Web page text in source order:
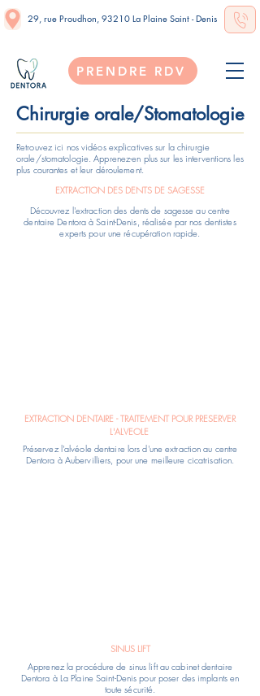
PRENDRE RDV
29, rue Proudhon, 93210 La Plaine Saint - Denis
Chirurgie orale/Stomatologie
Retrouvez ici nos vidéos explicatives sur la chirurgie
orale/stomatologie. Apprenez-en plus sur les interventions les
plus courantes et leur déroulement.
EXTRACTION DES DENTS DE SAGESSE
Découvrez l'extraction des dents de sagesse au centre
dentaire Dentora à Saint-Denis, réalisée par nos dentistes
experts pour une récupération rapide.
EXTRACTION DENTAIRE - TRAITEMENT POUR PRESERVER
L'ALVEOLE
Préservez l'alvéole dentaire lors d'une extraction au centre
Dentora à Aubervilliers, pour une meilleure cicatrisation.
SINUS LIFT
Apprenez la procédure de sinus lift au cabinet dentaire
Dentora à La Plaine Saint-Denis pour poser des implants en
toute sécurité.